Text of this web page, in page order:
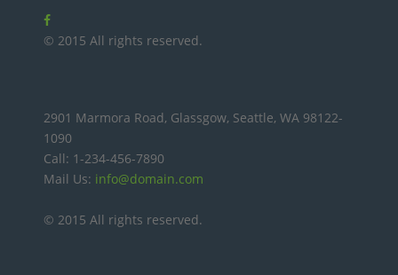
© 2015 All rights reserved.
2901 Marmora Road, Glassgow, Seattle, WA 98122-
1090
Call: 1-234-456-7890
Mail Us: info@domain.com
© 2015 All rights reserved.